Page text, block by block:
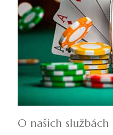
O našich službách